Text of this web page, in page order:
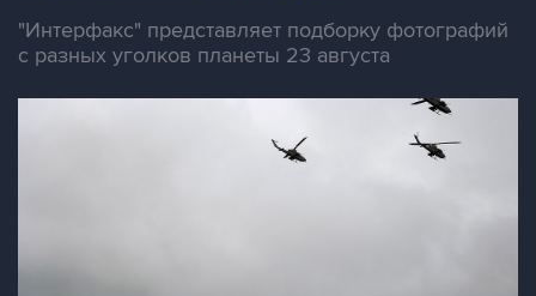
"Интерфакс" представляет подборку фотографий
с разных уголков планеты 23 августа